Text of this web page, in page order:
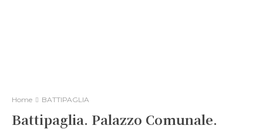
Home BATTIPAGLIA
Battipaglia. Palazzo Comunale.